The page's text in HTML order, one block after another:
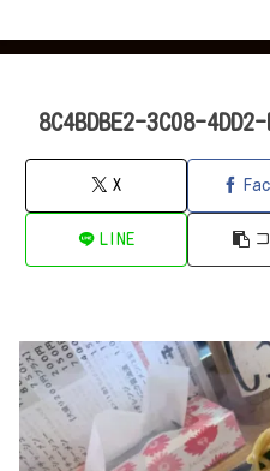
8C4BDBE2-3C08-4DD2-
X
LINE